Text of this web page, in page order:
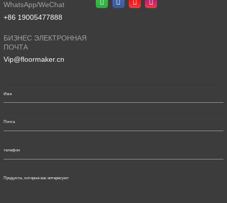
WhatsApp/WeChat
+86 19005477888
БИЗНЕС ЭЛЕКТРОННАЯ
ПОЧТА
Vip@floormaker.cn